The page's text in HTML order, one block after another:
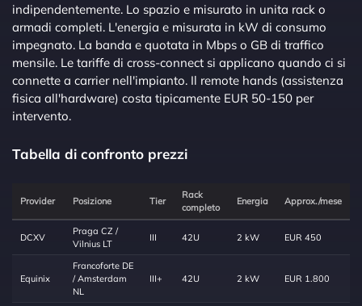
indipendentemente. Lo spazio e misurato in unita rack o
armadi completi. L'energia e misurata in kW di consumo
impegnato. La banda e quotata in Mbps o GB di traffico
mensile. Le tariffe di cross-connect si applicano quando ci si
connette a carrier nell'impianto. Il remote hands (assistenza
fisica all'hardware) costa tipicamente EUR 50-150 per
intervento.
Tabella di confronto prezzi
Provider Posizione Tier
Rack
completo
Energia Approx./mese
DCXV
Praga CZ /
Vilnius LT
III 42U 2 kW EUR 450
Equinix
Francoforte DE
/ Amsterdam
NL
III+ 42U 2 kW EUR 1.800